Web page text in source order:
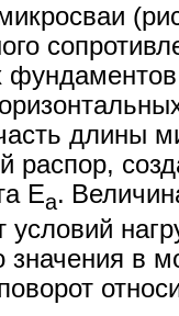
длины
распор,
Еа.
условий
значения в